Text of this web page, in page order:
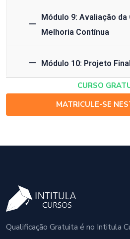
Módulo 9: Avaliação
Melhoria Contínua
Módulo 10: Projeto Final
CURSO
MATRICULE-SE
Qualificação Gratuita é no Intitula